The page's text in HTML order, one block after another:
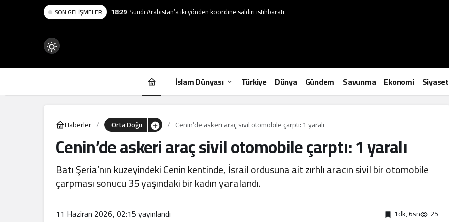
SON GELIŞMELER 18:29 Suudi Arabistan’a iki yönden koordine saldırı istihbaratı
Mod
değiştir
İslam Dünyası Türkiye Dünya Gündem Savunma Ekonomi Siyaset
Haberler Orta Doğu Cenin’de askeri araç sivil otomobile çarptı: 1 yaralı
Cenin’de askeri araç sivil otomobile çarptı: 1 yaralı
Batı Şeria’nın kuzeyindeki Cenin kentinde, İsrail ordusuna ait zırhlı aracın sivil bir otomobile
çarpması sonucu 35 yaşındaki bir kadın yaralandı.
11 Haziran 2026, 02:15yayınlandı 1dk, 6sn 25